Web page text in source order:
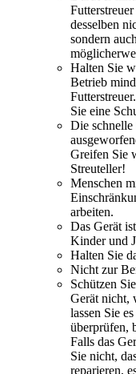
desselben
sondern
Halten Sie
Betrieb
Sie eine
Die schnelle
Greifen Sie
Streuteller!
Menschen
arbeiten.
Das Gerät
Kinder und
Halten Sie
Nicht zur
Schützen
Gerät nicht,
lassen Sie
überprüfen,
Falls das
Sie nicht,
reparieren,